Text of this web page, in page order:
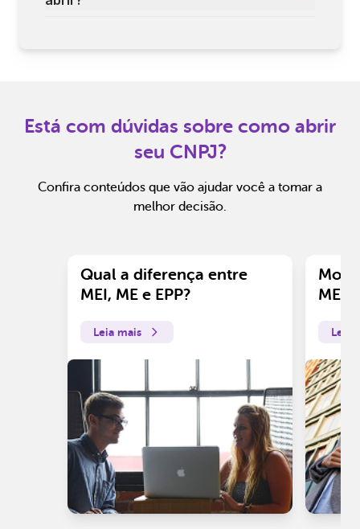
Está com dúvidas sobre como abrir
seu CNPJ?
Confira conteúdos que vão ajudar você a tomar a
melhor decisão.
Qual a diferença entre
MEI, ME e EPP?
Leia mais
ME?
Leia